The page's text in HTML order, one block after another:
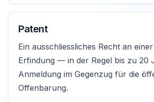
Patent
Ein ausschliessliches Recht an
Erfindung — in der Regel bis zu 20
Anmeldung im Gegenzug für die
Offenbarung.